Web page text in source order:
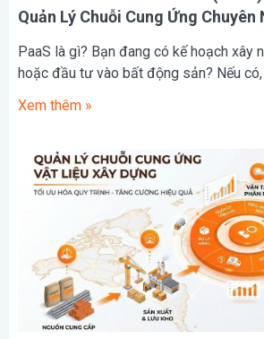
Quản Lý Chuỗi Cung Ứng Chuyên
PaaS là gì? Bạn đang có kế hoạch xây
hoặc đầu tư vào bất động sản? Nếu
Xem thêm »